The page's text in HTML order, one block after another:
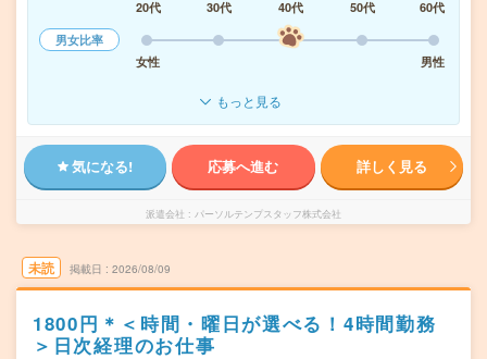
20代
30代 40代 50代
60代
男女比率
女性
男性
もっと見る
気になる! 応募へ進む 詳しく見る
派遣会社 パーソルテンプスタッフ株式会社
未読 掲載日 2026/08/09
1800円＊＜時間・曜日が選べる！4時間勤務
＞日次経理のお仕事